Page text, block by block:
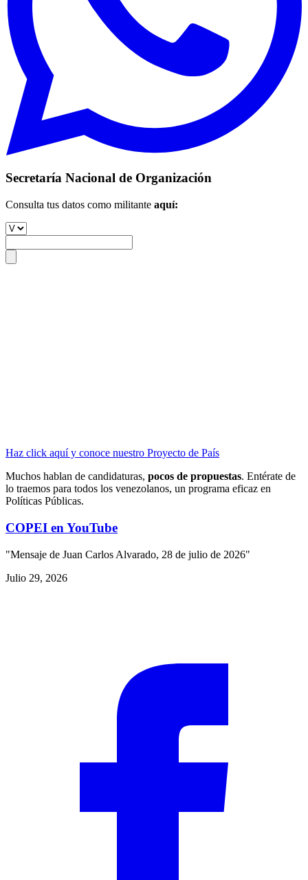
Secretaría Nacional de Organización
Consulta tus datos como militante aquí:
Haz click aquí y conoce nuestro Proyecto de País
Muchos hablan de candidaturas, pocos de propuestas. Entérate de
lo traemos para todos los venezolanos, un programa eficaz en
Políticas Públicas.
COPEI en YouTube
"Mensaje de Juan Carlos Alvarado, 28 de julio de 2026"
Julio 29, 2026